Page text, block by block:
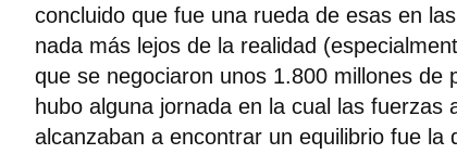
concluido que fue una rueda de esas en
nada más lejos de la realidad
que se negociaron unos 1.800 millones de
hubo alguna jornada en la cual las fuerzas
alcanzaban a encontrar un equilibrio fue la